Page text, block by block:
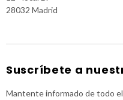
28032 Madrid
Suscríbete a
Mantente informado de todo